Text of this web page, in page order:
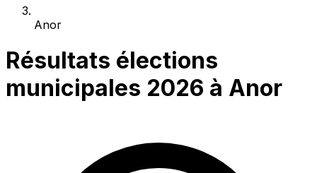
Anor
Résultats élections
municipales 2026 à Anor